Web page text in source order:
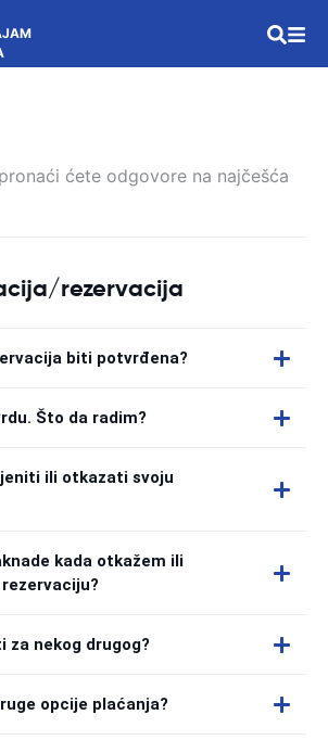
ćete odgovore na najčešća
rezervacija
biti potvrđena?
Što da radim?
ili otkazati svoju
kada otkažem ili
za nekog drugog?
opcije plaćanja?